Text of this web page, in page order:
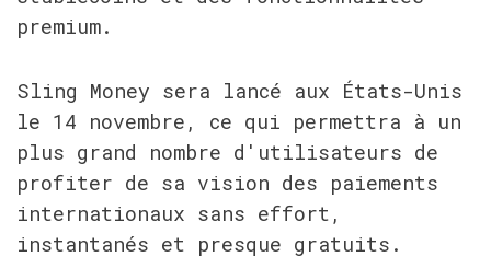
premium.
Sling Money sera lancé aux États-Unis
le 14 novembre, ce qui permettra à un
plus grand nombre d'utilisateurs de
profiter de sa vision des paiements
internationaux sans effort,
instantanés et presque gratuits.